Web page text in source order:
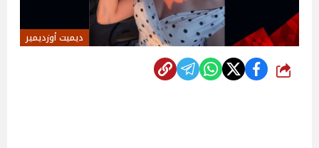
ديميت أوزديمير
شارك